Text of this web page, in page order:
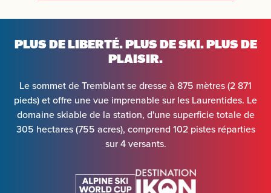
PLUS DE LIBERTÉ. PLUS DE SKI.PLUS DE
PLAISIR.
Le sommet de Tremblant se dresse à 875 mètres (2 871
pieds) et offre une vue imprenable sur les Laurentides. Le
domaine skiable de la station, d'une superficie totale de
305 hectares (755 acres), comprend 102 pistes réparties
sur 4 versants.